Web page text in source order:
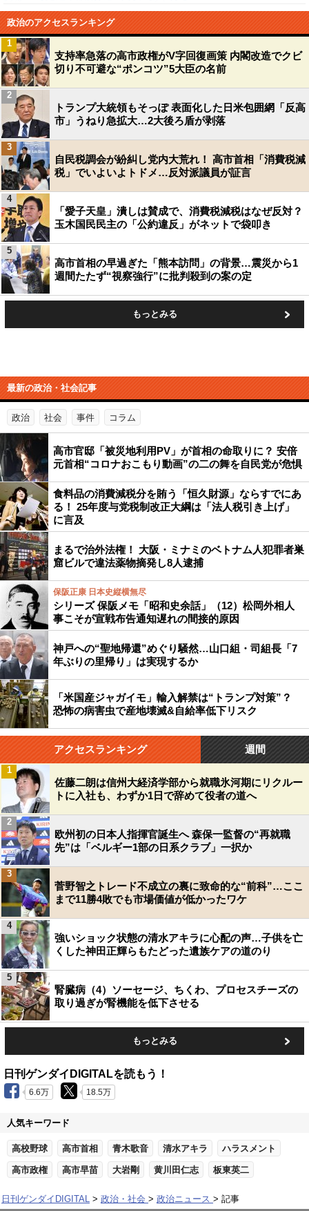
政治のアクセスランキング
支持率急落の高市政権がV字回復画策 内閣改造でクビ
切り不可避な“ポンコツ”5大臣の名前
1
トランプ大統領もそっぽ 表面化した日米包囲網「反高
市」うねり急拡大…2大後ろ盾が剥落
2
自民税調会が紛糾し党内大荒れ！ 高市首相「消費税減
税」でいよいよトドメ…反対派議員が証言
3
「愛子天皇」潰しは賛成で、消費税減税はなぜ反対？
玉木国民民主の「公約違反」がネットで袋叩き
4
高市首相の早過ぎた「熊本訪問」の背景…震災から1
週間たたず“視察強行”に批判殺到の案の定
5
もっとみる
最新の政治・社会記事
政治 社会 事件 コラム
高市官邸「被災地利用PV」が首相の命取りに？ 安倍
元首相“コロナおこもり動画”の二の舞を自民党が危惧
食料品の消費減税分を賄う「恒久財源」ならすでにあ
る！ 25年度与党税制改正大綱は「法人税引き上げ」
に言及
まるで治外法権！ 大阪・ミナミのベトナム人犯罪者巣
窟ビルで違法薬物摘発し8人逮捕
保阪正康 日本史縦横無尽
シリーズ 保阪メモ「昭和史余話」（12）松岡外相人
事こそが宣戦布告通知遅れの間接的原因
神戸への“聖地帰還”めぐり騒然…山口組・司組長「7
年ぶりの里帰り」は実現するか
「米国産ジャガイモ」輸入解禁は“トランプ対策”？
恐怖の病害虫で産地壊滅&自給率低下リスク
アクセスランキング 週間
佐藤二朗は信州大経済学部から就職氷河期にリクルー
トに入社も、わずか1日で辞めて役者の道へ
1
欧州初の日本人指揮官誕生へ 森保一監督の“再就職
先”は「ベルギー1部の日系クラブ」一択か
2
菅野智之トレード不成立の裏に致命的な“前科”…ここ
まで11勝4敗でも市場価値が低かったワケ
3
強いショック状態の清水アキラに心配の声…子供を亡
くした神田正輝らもたどった遺族ケアの道のり
4
腎臓病（4）ソーセージ、ちくわ、プロセスチーズの
取り過ぎが腎機能を低下させる
5
もっとみる
日刊ゲンダイDIGITALを読もう！
6.6万 18.5万
人気キーワード
高校野球 高市首相 青木歌音 清水アキラ ハラスメント
高市政権 高市早苗 大岩剛 黄川田仁志 板東英二
日刊ゲンダイDIGITAL 政治・社会 政治ニュース 記事